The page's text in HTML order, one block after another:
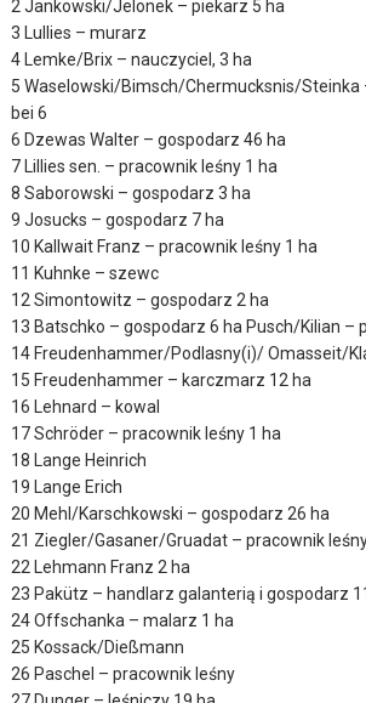
2 Jankowski/Jelonek – piekarz 5 ha
3 Lullies – murarz
4 Lemke/Brix – nauczyciel, 3 ha
5 Waselowski/Bimsch/Chermucksnis/Steinka
bei 6
6 Dzewas Walter – gospodarz 46 ha
7 Lillies sen. – pracownik leśny 1 ha
8 Saborowski – gospodarz 3 ha
9 Josucks – gospodarz 7 ha
10 Kallwait Franz – pracownik leśny 1 ha
11 Kuhnke – szewc
12 Simontowitz – gospodarz 2 ha
13 Batschko – gospodarz 6 ha Pusch/Kilian –
14 Freudenhammer/Podlasny(i)/ Omasseit/
15 Freudenhammer – karczmarz 12 ha
16 Lehnard – kowal
17 Schröder – pracownik leśny 1 ha
18 Lange Heinrich
19 Lange Erich
20 Mehl/Karschkowski – gospodarz 26 ha
21 Ziegler/Gasaner/Gruadat – pracownik
22 Lehmann Franz 2 ha
23 Pakütz – handlarz galanterią i gospodarz
24 Offschanka – malarz 1 ha
25 Kossack/Dießmann
26 Paschel – pracownik leśny